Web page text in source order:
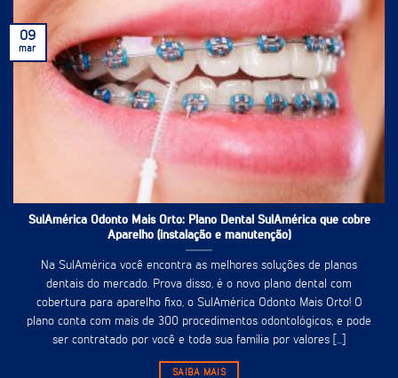
SulAmérica Odonto Mais Orto: Plano Dental SulAmérica que cobre
Aparelho (instalação e manutenção)
Na SulAmérica você encontra as melhores soluções de planos
dentais do mercado. Prova disso, é o novo plano dental com
cobertura para aparelho fixo, o SulAmérica Odonto Mais Orto! O
plano conta com mais de 300 procedimentos odontológicos, e pode
ser contratado por você e toda sua família por valores [...]
SAIBA MAIS
09
mar